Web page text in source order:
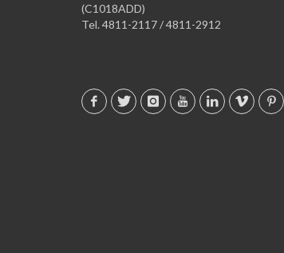
(C1018ADD)
Tel. 4811-2117 / 4811-2912